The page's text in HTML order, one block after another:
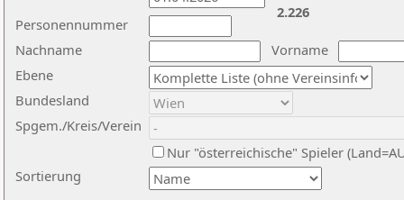
Nachname
Vorname
Ebene
Sortierung
Personennummer
Bundesland
Spgem./Kreis/Verein
Nur "österreichische" Spieler
2.226